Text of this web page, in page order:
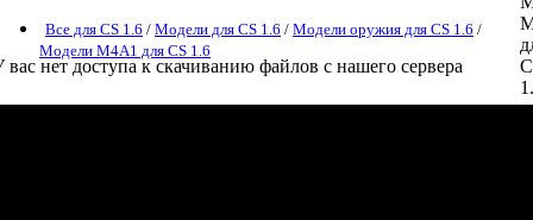
Все для CS 1.6 / Модели для CS 1.6 / Модели оружия для CS 1.6 /
Модели M4A1 для CS 1.6
вас нет доступа к скачиванию файлов с нашего сервера